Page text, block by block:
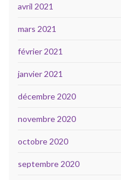
avril 2021
mars 2021
février 2021
janvier 2021
décembre 2020
novembre 2020
octobre 2020
septembre 2020